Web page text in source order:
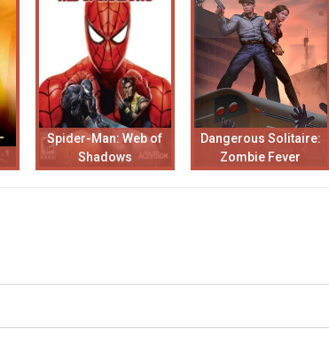
Spider-Man: Web of
Shadows
Dangerous Solitaire:
Zombie Fever